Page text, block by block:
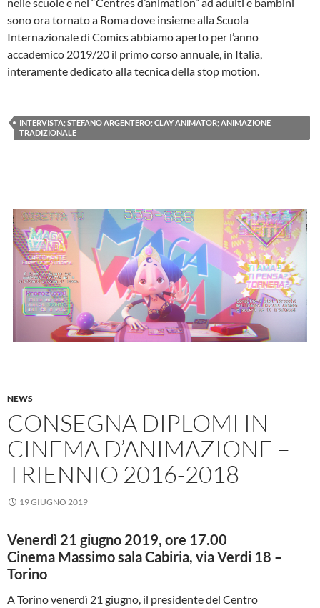
sono ora tornato a Roma dove insieme alla Scuola
Internazionale di Comics abbiamo aperto per l’anno
accademico 2019/20 il primo corso annuale, in Italia,
interamente dedicato alla tecnica della stop motion.
INTERVISTA; STEFANO ARGENTERO; CLAY ANIMATOR; ANIMAZIONE
TRADIZIONALE
NEWS
CONSEGNA DIPLOMI IN
CINEMA D’ANIMAZIONE –
TRIENNIO 2016-2018
19 GIUGNO 2019
Venerdì 21 giugno 2019, ore 17.00
Cinema Massimo sala Cabiria, via Verdi 18 –
Torino
A Torino venerdì 21 giugno, il presidente del Centro